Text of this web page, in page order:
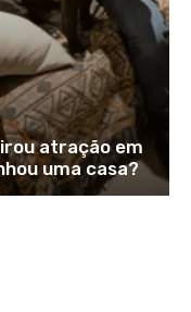
atração em
uma casa?